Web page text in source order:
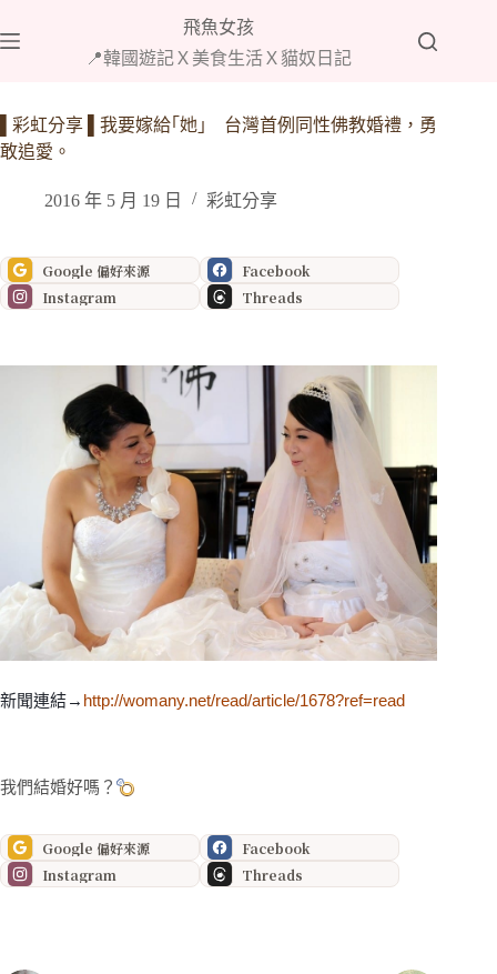
至
內
容
飛魚女孩
📍韓國遊記Ｘ美食生活Ｘ貓奴日記
▌彩虹分享 ▌我要嫁給｢她｣ 台灣首例同性佛教婚禮，勇
敢追愛。
2016 年 5 月 19 日 彩虹分享
Google 偏好來源
Facebook
Instagram
Threads
新聞連結→ http://womany.net/read/article/1678?ref=read
我們結婚好嗎？
Google 偏好來源
Facebook
Instagram
Threads